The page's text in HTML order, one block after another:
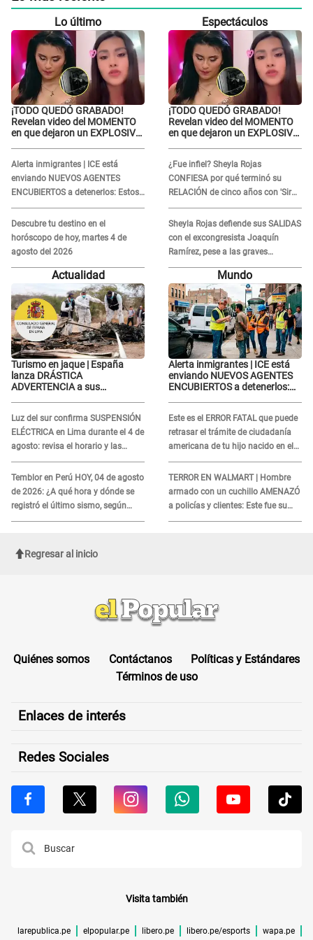
Lo último
¡TODO QUEDÓ GRABADO!
Revelan video del MOMENTO
en que dejaron un EXPLOSIVO
Alerta inmigrantes | ICE está
enviando NUEVOS AGENTES
ENCUBIERTOS a detenerlos: Estos
son los disfraces más frecuentes
Descubre tu destino en el
horóscopo de hoy, martes 4 de
agosto del 2026
Espectáculos
¡TODO QUEDÓ GRABADO!
Revelan video del MOMENTO
en que dejaron un EXPLOSIVO
¿Fue infiel? Sheyla Rojas
CONFIESA por qué terminó su
RELACIÓN de cinco años con 'Sir
Winston': “Decidí buscar mi
tranquilidad”
Sheyla Rojas defiende sus SALIDAS
con el excongresista Joaquín
Ramírez, pese a las graves
INVESTIGACIONES en su contra:
“Es muy trabajador”
Actualidad
Turismo en jaque | España
lanza DRÁSTICA
ADVERTENCIA a sus
cumplen..."
Luz del sur confirma SUSPENSIÓN
ELÉCTRICA en Lima durante el 4 de
agosto: revisa el horario y las
zonas afectadas
Temblor en Perú HOY, 04 de agosto
de 2026: ¿A qué hora y dónde se
registró el último sismo, según
IGP?
Mundo
Alerta inmigrantes | ICE está
enviando NUEVOS AGENTES
ENCUBIERTOS a detenerlos:
Este es el ERROR FATAL que puede
retrasar el trámite de ciudadanía
americana de tu hijo nacido en el
extranjero
TERROR EN WALMART | Hombre
armado con un cuchillo AMENAZÓ
a policías y clientes: Este fue su
INSÓLITO FINAL
Regresar al inicio
Quiénes somos Contáctanos
Políticas y Estándares
Términos de uso
Enlaces de interés
Redes Sociales
Visita también
larepublica.pe elpopular.pe libero.pe libero.pe/esports wapa.pe